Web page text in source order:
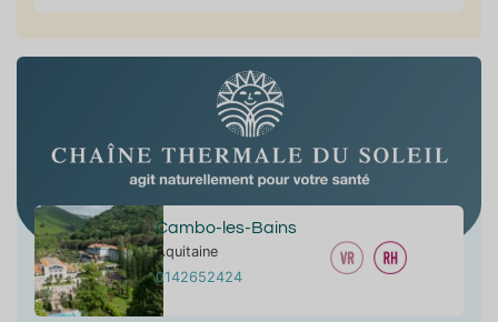
Cambo-les-Bains
Aquitaine
0142652424